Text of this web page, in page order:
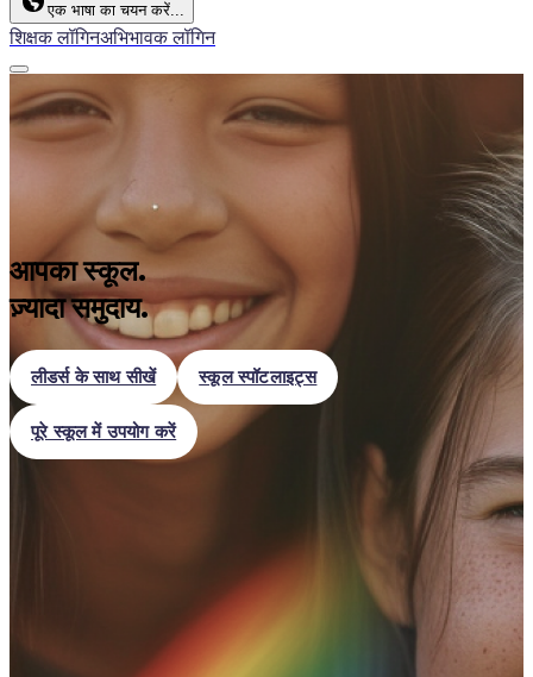
एक भाषा का चयन करें...
शिक्षक लॉगिनअभिभावक लॉगिन
आपका स्कूल.
ज़्यादा समुदाय.
लीडर्स के साथ सीखें स्कूल स्पॉटलाइट्स
पूरे स्कूल में उपयोग करें